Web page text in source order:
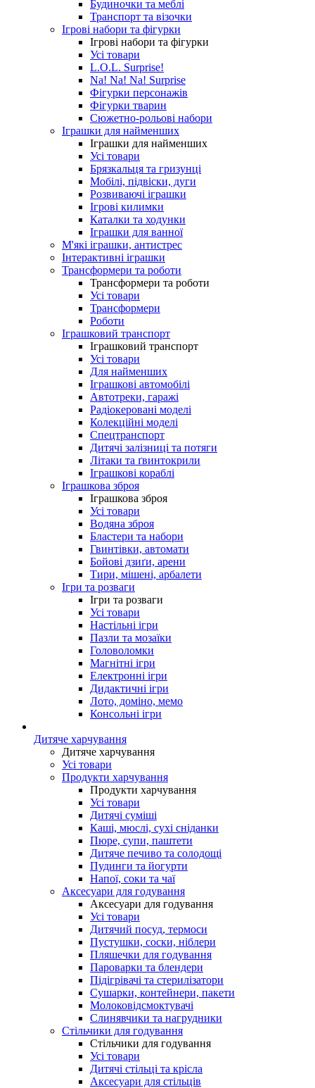
Будиночки та меблі
Транспорт та візочки
Ігрові набори та фігурки
Ігрові набори та фігурки
Усі товари
L.O.L. Surprise!
Na! Na! Na! Surprise
Фігурки персонажів
Фігурки тварин
Сюжетно-рольові набори
Іграшки для найменших
Іграшки для найменших
Усі товари
Брязкальця та гризунці
Мобілі, підвіски, дуги
Розвиваючі іграшки
Ігрові килимки
Каталки та ходунки
Іграшки для ванної
М'які іграшки, антистрес
Інтерактивні іграшки
Трансформери та роботи
Трансформери та роботи
Усі товари
Трансформери
Роботи
Іграшковий транспорт
Іграшковий транспорт
Усі товари
Для найменших
Іграшкові автомобілі
Автотреки, гаражі
Радіокеровані моделі
Колекційні моделі
Спецтранспорт
Дитячі залізниці та потяги
Літаки та ґвинтокрили
Іграшкові кораблі
Іграшкова зброя
Іграшкова зброя
Усі товари
Водяна зброя
Бластери та набори
Гвинтівки, автомати
Бойові дзиґи, арени
Тири, мішені, арбалети
Ігри та розваги
Ігри та розваги
Усі товари
Настільні ігри
Пазли та мозаїки
Головоломки
Магнітні ігри
Електронні ігри
Дидактичні ігри
Лото, доміно, мемо
Консольні ігри
Дитяче харчування
Дитяче харчування
Усі товари
Продукти харчування
Продукти харчування
Усі товари
Дитячі суміші
Каші, мюслі, сухі сніданки
Пюре, супи, паштети
Дитяче печиво та солодощі
Пудинги та йогурти
Напої, соки та чаї
Аксесуари для годування
Аксесуари для годування
Усі товари
Дитячий посуд, термоси
Пустушки, соски, ніблери
Пляшечки для годування
Пароварки та блендери
Підігрівачі та стерилізатори
Сушарки, контейнери, пакети
Молоковідсмоктувачі
Слинявчики та нагрудники
Стільчики для годування
Стільчики для годування
Усі товари
Дитячі стільці та крісла
Аксесуари для стільців